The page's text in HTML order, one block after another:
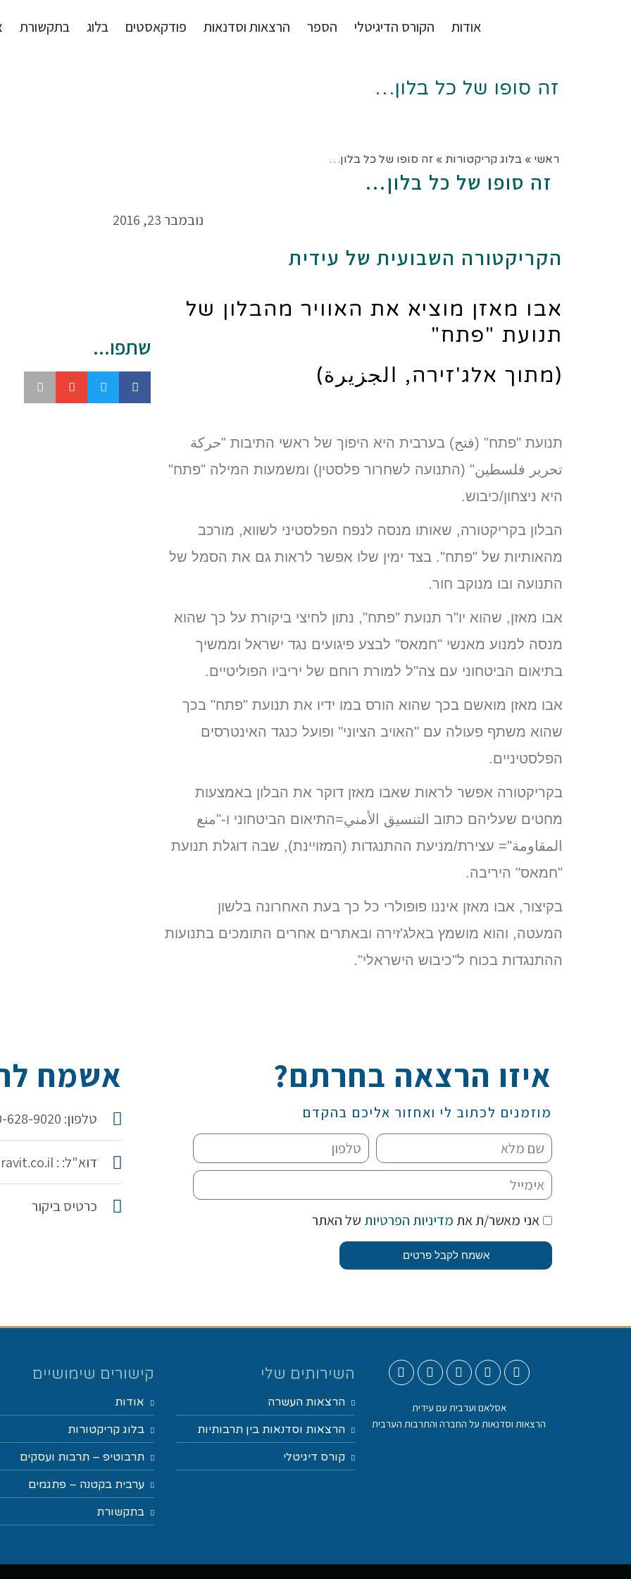
אודות הקורס הדיגיטלי הספר הרצאות וסדנאות פודקאסטים בלוג בתקשורת
זה סופו של כל בלון…
ראשי » בלוג קריקטורות » זה סופו של כל בלון…
זה סופו של כל בלון…
נובמבר 23, 2016
הקריקטורה השבועית של עידית
אבו מאזן מוציא את האוויר מהבלון של
תנועת "פתח"
(מתוך אלג'זירה, الجزيرة)
תנועת "פתח" (فتح) בערבית היא היפוך של ראשי התיבות "حركة
تحرير فلسطين" (התנועה לשחרור פלסטין) ומשמעות המילה "פתח"
היא ניצחון/כיבוש.
הבלון בקריקטורה, שאותו מנסה לנפח הפלסטיני לשווא, מורכב
מהאותיות של "פתח". בצד ימין שלו אפשר לראות גם את הסמל של
התנועה ובו מנוקב חור.
אבו מאזן, שהוא יו"ר תנועת "פתח", נתון לחיצי ביקורת על כך שהוא
מנסה למנוע מאנשי "חמאס" לבצע פיגועים נגד ישראל וממשיך
בתיאום הביטחוני עם צה"ל למורת רוחם של יריביו הפוליטיים.
אבו מאזן מואשם בכך שהוא הורס במו ידיו את תנועת "פתח" בכך
שהוא משתף פעולה עם "האויב הציוני" ופועל כנגד האינטרסים
הפלסטיניים.
בקריקטורה אפשר לראות שאבו מאזן דוקר את הבלון באמצעות
מחטים שעליהם כתוב التنسيق الأمني=התיאום הביטחוני ו-"منع
المقاومة"= עצירת/מניעת ההתנגדות (המזויינת), שבה דוגלת תנועת
"חמאס" היריבה.
בקיצור, אבו מאזן איננו פופולרי כל כך בעת האחרונה בלשון
המעטה, והוא מושמץ באלג'זירה ובאתרים אחרים התומכים בתנועות
ההתנגדות בכוח ל"כיבוש הישראלי".
שתפו...
איזו הרצאה בחרתם?
מוזמנים לכתוב לי ואחזור אליכם בהקדם
אני מאשר/ת את מדיניות הפרטיות של האתר
אשמח לקבל פרטים
אשמח
טלפון: 050-628-9020
דוא"ל: : idit@iditaravit.co.il
כרטיס ביקור
אסלאם וערבית עם עידית
הרצאות וסדנאות על החברה והתרבות הערבית
השירותים שלי
הרצאות העשרה
הרצאות וסדנאות בין תרבותיות
קורס דיגיטלי
קישורים שימושיים
אודות
בלוג קריקטורות
תרבוטיפ – תרבות ועסקים
ערבית בקטנה – פתגמים
בתקשורת